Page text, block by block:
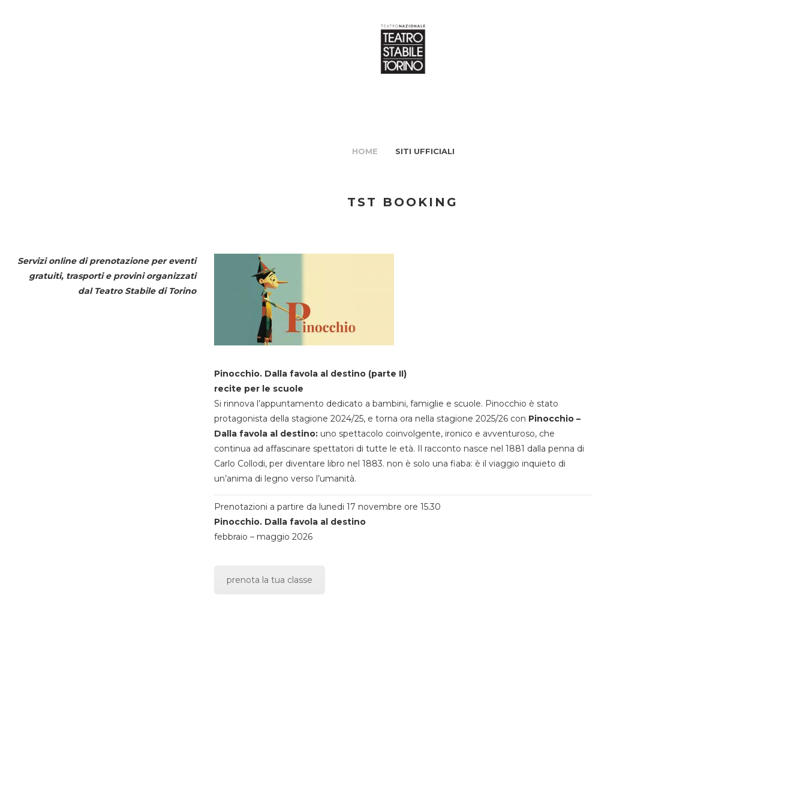
HOME SITI UFFICIALI
TST BOOKING
Servizi online di prenotazione per eventi
gratuiti, trasporti e provini organizzati
dal Teatro Stabile di Torino
Pinocchio. Dalla favola al destino (parte II)
recite per le scuole
Si rinnova l’appuntamento dedicato a bambini, famiglie e scuole. Pinocchio è stato
protagonista della stagione 2024/25, e torna ora nella stagione 2025/26 con Pinocchio –
Dalla favola al destino:uno spettacolo coinvolgente, ironico e avventuroso, che
continua ad affascinare spettatori di tutte le età. Il racconto nasce nel 1881 dalla penna di
Carlo Collodi, per diventare libro nel 1883. non è solo una fiaba: è il viaggio inquieto di
un’anima di legno verso l’umanità.
Prenotazioni a partire da lunedi 17 novembre ore 15.30
Pinocchio. Dalla favola al destino
febbraio – maggio 2026
prenota la tua classe